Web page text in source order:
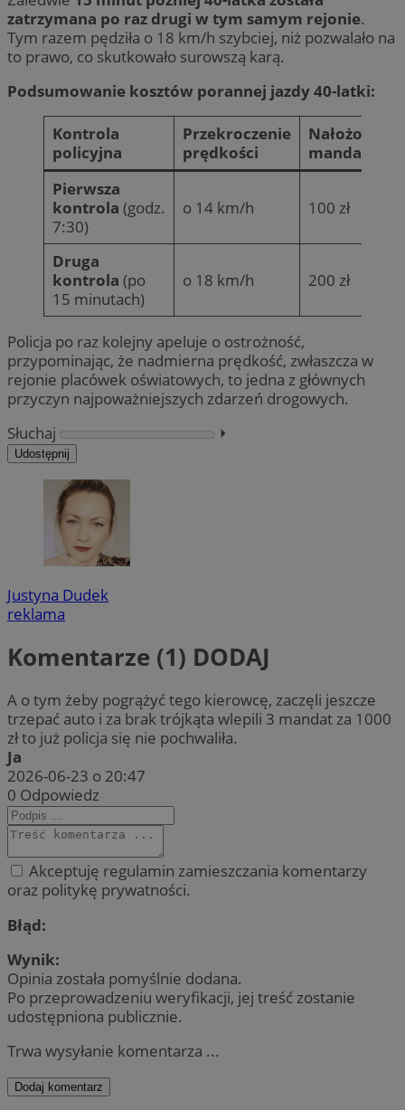
zatrzymana po raz drugi w tym samym rejonie.
Tym razem pędziła o 18 km/h szybciej, niż pozwalało na
to prawo, co skutkowało surowszą karą.
Podsumowanie kosztów porannej jazdy 40-latki:
Kontrola
policyjna
Przekroczenie
prędkości
Nałożony
mandat
Pierwsza
kontrola (godz.
7:30)
o 14 km/h 100 zł
Druga
kontrola (po
15 minutach)
o 18 km/h 200 zł
Policja po raz kolejny apeluje o ostrożność,
przypominając, że nadmierna prędkość, zwłaszcza w
rejonie placówek oświatowych, to jedna z głównych
przyczyn najpoważniejszych zdarzeń drogowych.
Słuchaj
⏵︎
Udostępnij
Justyna Dudek
reklama
Komentarze (1) DODAJ
A o tym żeby pogrążyć tego kierowcę, zaczęli jeszcze
trzepać auto i za brak trójkąta wlepili 3 mandat za 1000
zł to już policja się nie pochwaliła.
Ja
2026-06-23 o 20:47
0 Odpowiedz
Akceptuję regulamin zamieszczania komentarzy
oraz politykę prywatności.
Błąd:
Wynik:
Opinia została pomyślnie dodana.
Po przeprowadzeniu weryfikacji, jej treść zostanie
udostępniona publicznie.
Trwa wysyłanie komentarza ...
Dodaj komentarz